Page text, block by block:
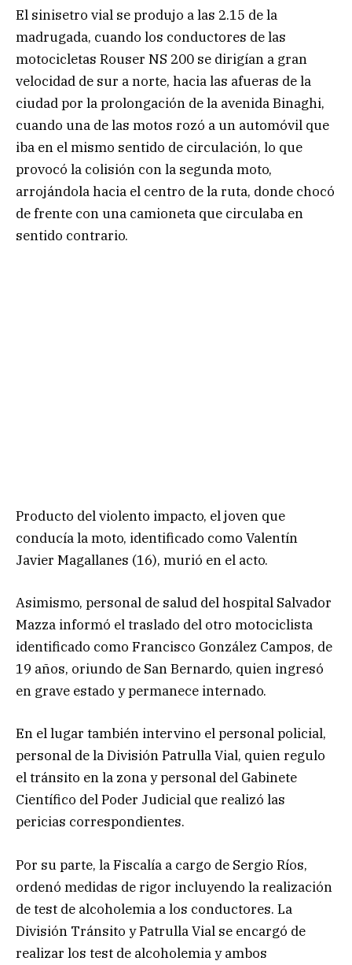
El sinisetro vial se produjo a las 2.15 de la
madrugada, cuando los conductores de las
motocicletas Rouser NS 200 se dirigían a gran
velocidad de sur a norte, hacia las afueras de la
ciudad por la prolongación de la avenida Binaghi,
cuando una de las motos rozó a un automóvil que
iba en el mismo sentido de circulación, lo que
provocó la colisión con la segunda moto,
arrojándola hacia el centro de la ruta, donde chocó
de frente con una camioneta que circulaba en
sentido contrario.
Producto del violento impacto, el joven que
conducía la moto, identificado como Valentín
Javier Magallanes (16), murió en el acto.
Asimismo, personal de salud del hospital Salvador
Mazza informó el traslado del otro motociclista
identificado como Francisco González Campos, de
19 años, oriundo de San Bernardo, quien ingresó
en grave estado y permanece internado.
En el lugar también intervino el personal policial,
personal de la División Patrulla Vial, quien regulo
el tránsito en la zona y personal del Gabinete
Científico del Poder Judicial que realizó las
pericias correspondientes.
Por su parte, la Fiscalía a cargo de Sergio Ríos,
ordenó medidas de rigor incluyendo la realización
de test de alcoholemia a los conductores. La
División Tránsito y Patrulla Vial se encargó de
realizar los test de alcoholemia y ambos